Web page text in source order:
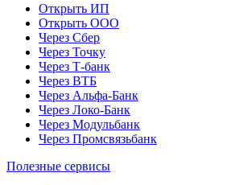
Открыть ИП
Открыть ООО
Через Сбер
Через Точку
Через Т-банк
Через ВТБ
Через Альфа-Банк
Через Локо-Банк
Через Модульбанк
Через Промсвязьбанк
Полезные сервисы